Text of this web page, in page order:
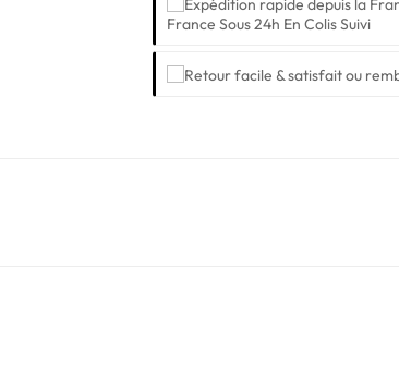
France Sous 24h En Colis Suivi